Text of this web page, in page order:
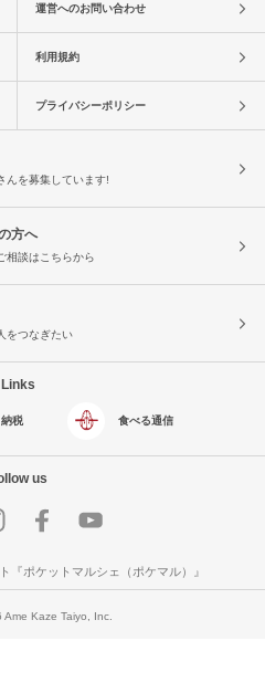
運営へのお問い合わせ
利用規約
プライバシーポリシー
んを募集しています!
方へ
相談はこちらから
をつなぎたい
Links
税 食べる通信
us
『ポケットマルシェ（ポケマル）』
Kaze Taiyo, Inc.